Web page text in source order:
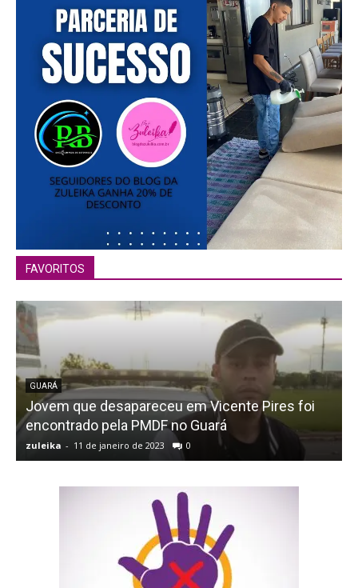
FAVORITOS
GUARÁ
Jovem que desapareceu em Vicente Pires foi
encontrado pela PMDF no Guará
zuleika - 11 de janeiro de 2023 0